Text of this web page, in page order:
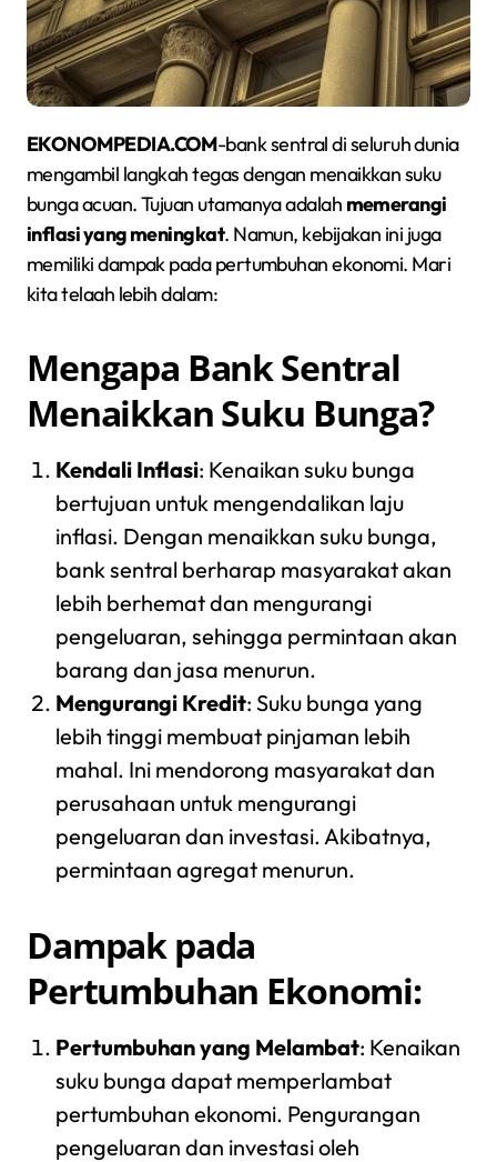
EKONOMPEDIA.COM-bank sentral di seluruh dunia
mengambil langkah tegas dengan menaikkan suku
bunga acuan. Tujuan utamanya adalah memerangi
inflasi yang meningkat. Namun, kebijakan ini juga
memiliki dampak pada pertumbuhan ekonomi. Mari
kita telaah lebih dalam:
Mengapa Bank Sentral
Menaikkan Suku Bunga?
Kendali Inflasi: Kenaikan suku bunga
bertujuan untuk mengendalikan laju
inflasi. Dengan menaikkan suku bunga,
bank sentral berharap masyarakat akan
lebih berhemat dan mengurangi
pengeluaran, sehingga permintaan akan
barang dan jasa menurun.
Mengurangi Kredit: Suku bunga yang
lebih tinggi membuat pinjaman lebih
mahal. Ini mendorong masyarakat dan
perusahaan untuk mengurangi
pengeluaran dan investasi. Akibatnya,
permintaan agregat menurun.
Dampak pada
Pertumbuhan Ekonomi:
Pertumbuhan yang Melambat: Kenaikan
suku bunga dapat memperlambat
pertumbuhan ekonomi. Pengurangan
pengeluaran dan investasi oleh